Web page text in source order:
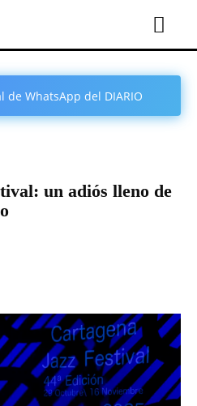
de WhatsApp del DIARIO
un adiós lleno de